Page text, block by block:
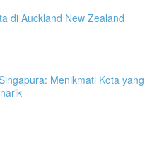
di Auckland New Zealand
Menikmati Kota yang